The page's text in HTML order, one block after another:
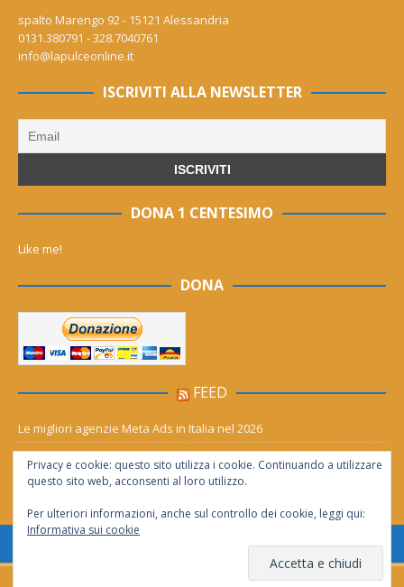
spalto Marengo 92 - 15121 Alessandria
0131.380791 - 328.7040761
info@lapulceonline.it
ISCRIVITI ALLA NEWSLETTER
DONA 1 CENTESIMO
Like me!
DONA
FEED
Le migliori agenzie Meta Ads in Italia nel 2026
Aia Syensqo, il rinnovo divide: stop al cC6O4 dal 2027, ma i comitati
chiedono “zero Pfas subito”
Privacy e cookie: questo sito utilizza i cookie. Continuando a utilizzare
questo sito web, acconsenti al loro utilizzo.
Per ulteriori informazioni, anche sul controllo dei cookie, leggi qui:
Informativa sui cookie